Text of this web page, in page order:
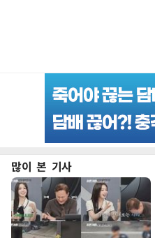
많이 본 기사